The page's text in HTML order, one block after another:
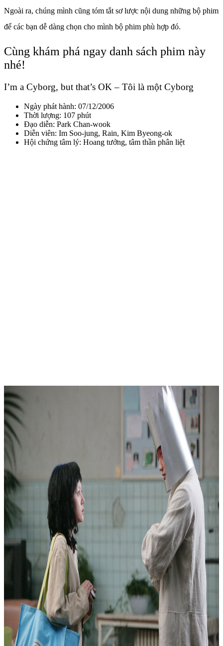
Ngoài ra, chúng mình cũng tóm tắt sơ lược nội dung những bộ phim
để các bạn dễ dàng chọn cho mình bộ phim phù hợp đó.
Cùng khám phá ngay danh sách phim này
nhé!
I’m a Cyborg, but that’s OK – Tôi là một Cyborg
Ngày phát hành: 07/12/2006
Thời lượng: 107 phút
Đạo diễn: Park Chan-wook
Diễn viên: Im Soo-jung, Rain, Kim Byeong-ok
Hội chứng tâm lý: Hoang tưởng, tâm thần phân liệt